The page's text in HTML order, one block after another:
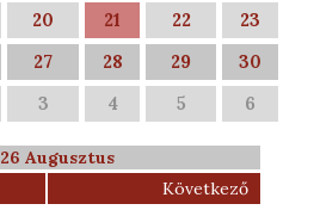
20 21 22
23
27 28 29
30
3 4 5 6
Augusztus
Következő